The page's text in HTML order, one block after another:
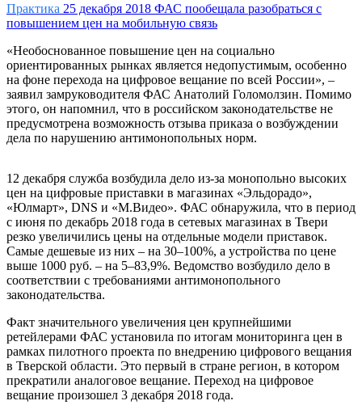
Практика 25 декабря 2018 ФАС пообещала разобраться с
повышением цен на мобильную связь
«Необоснованное повышение цен на социально
ориентированных рынках является недопустимым, особенно
на фоне перехода на цифровое вещание по всей России», –
заявил замруководителя ФАС Анатолий Голомолзин. Помимо
этого, он напомнил, что в российском законодательстве не
предусмотрена возможность отзыва приказа о возбуждении
дела по нарушению антимонопольных норм.
12 декабря служба возбудила дело из-за монопольно высоких
цен на цифровые приставки в магазинах «Эльдорадо»,
«Юлмарт», DNS и «М.Видео». ФАС обнаружила, что в период
с июня по декабрь 2018 года в сетевых магазинах в Твери
резко увеличились цены на отдельные модели приставок.
Самые дешевые из них – на 30–100%, а устройства по цене
выше 1000 руб. – на 5–83,9%. Ведомство возбудило дело в
соответствии с требованиями антимонопольного
законодательства.
Факт значительного увеличения цен крупнейшими
ретейлерами ФАС установила по итогам мониторинга цен в
рамках пилотного проекта по внедрению цифрового вещания
в Тверской области. Это первый в стране регион, в котором
прекратили аналоговое вещание. Переход на цифровое
вещание произошел 3 декабря 2018 года.